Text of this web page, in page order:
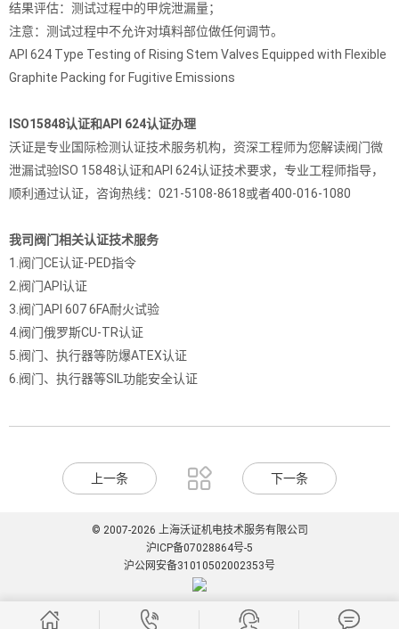
结果评估：测试过程中的甲烷泄漏量；
注意：测试过程中不允许对填料部位做任何调节。
API 624 Type Testing of Rising Stem Valves Equipped with Flexible
Graphite Packing for Fugitive Emissions
ISO15848认证和API 624认证办理
沃证是专业国际检测认证技术服务机构，资深工程师为您解读阀门微
泄漏试验ISO 15848认证和API 624认证技术要求，专业工程师指导，
顺利通过认证，咨询热线：021-5108-8618或者400-016-1080
我司阀门相关认证技术服务
1.阀门CE认证-PED指令
2.阀门API认证
3.阀门API 607 6FA耐火试验
4.阀门俄罗斯CU-TR认证
5.阀门、执行器等防爆ATEX认证
6.阀门、执行器等SIL功能安全认证
上一条  下一条
© 2007-2026 上海沃证机电技术服务有限公司
沪ICP备07028864号-5
沪公网安备31010502002353号
   